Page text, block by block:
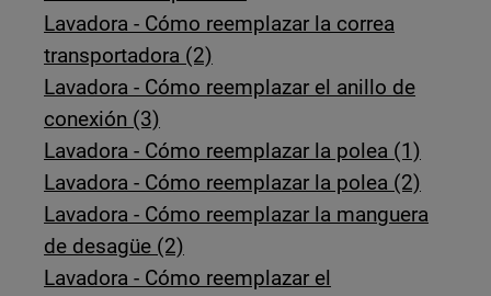
Lavadora - Cómo reemplazar la correa
transportadora (2)
Lavadora - Cómo reemplazar el anillo de
conexión (3)
Lavadora - Cómo reemplazar la polea (1)
Lavadora - Cómo reemplazar la polea (2)
Lavadora - Cómo reemplazar la manguera
de desagüe (2)
Lavadora - Cómo reemplazar el